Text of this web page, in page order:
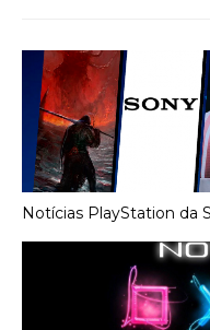
Notícias PlayStation da